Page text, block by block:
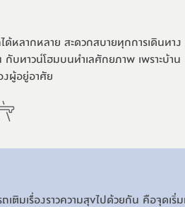
ด้หลากหลาย สะดวกสบายทุกการเดินทาง
บทาวน์โฮมบนทำเลศักยภาพ เพราะบ้าน
งผู้อยู่อาศัย
เติมเรื่องราวความสุขไปด้วยกัน คือจุดเริ่